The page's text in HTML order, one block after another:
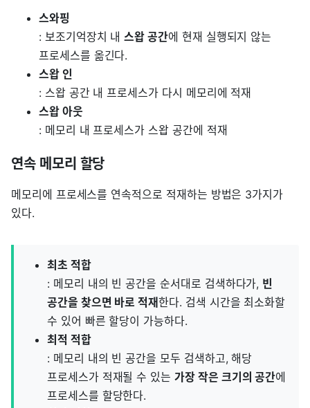
스와핑
: 보조기억장치 내스왑 공간에 현재 실행되지 않는
프로세스를 옮긴다.
스왑 인
: 스왑 공간 내 프로세스가 다시 메모리에 적재
스왑 아웃
: 메모리 내 프로세스가 스왑 공간에 적재
연속 메모리 할당
메모리에 프로세스를 연속적으로 적재하는 방법은 3가지가
있다.
최초 적합
: 메모리 내의 빈 공간을 순서대로 검색하다가, 빈
공간을 찾으면 바로 적재한다. 검색 시간을 최소화할
수 있어 빠른 할당이 가능하다.
최적 적합
: 메모리 내의 빈 공간을 모두 검색하고, 해당
프로세스가 적재될 수 있는가장 작은 크기의 공간에
프로세스를 할당한다.